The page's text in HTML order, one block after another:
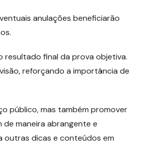
anulações beneficiarão
resultado final da prova objetiva.
reforçando a importância de
público, mas também promover
maneira abrangente e
outras dicas e conteúdos em